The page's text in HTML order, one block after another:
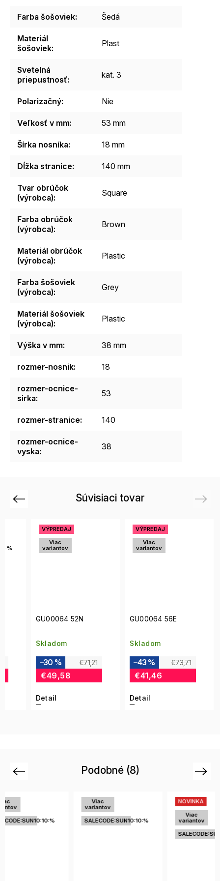
Farba šošoviek: Šedá
Materiál
šošoviek: Plast
Svetelná
priepustnosť: kat. 3
Polarizačný: Nie
Veľkosť v mm: 53 mm
Šírka nosníka: 18 mm
Dĺžka stranice: 140 mm
Tvar obrúčok
(výrobca): Square
Farba obrúčok
(výrobca): Brown
Materiál obrúčok
(výrobca): Plastic
Farba šošoviek
(výrobca): Grey
Materiál šošoviek
(výrobca): Plastic
Výška v mm: 38 mm
rozmer-nosnik: 18
rozmer-ocnice-
sirka: 53
rozmer-stranice: 140
rozmer-ocnice-
vyska: 38
Súvisiaci tovar
Previous
VÝPREDAJ
Viac
variantov
GU00064 52N
Skladom
€71,21
–30 %
€49,58
Detail
VÝPREDAJ
Viac
variantov
GU00064 56E
Skladom
€73,71
–43 %
€41,46
Detail
Next
Podobné (8)
Previous
SALECODE:SUN10:10:%
Viac
variantov
Next